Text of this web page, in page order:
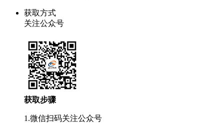
获取方式
关注公众号
获取步骤
1.微信扫码关注公众号